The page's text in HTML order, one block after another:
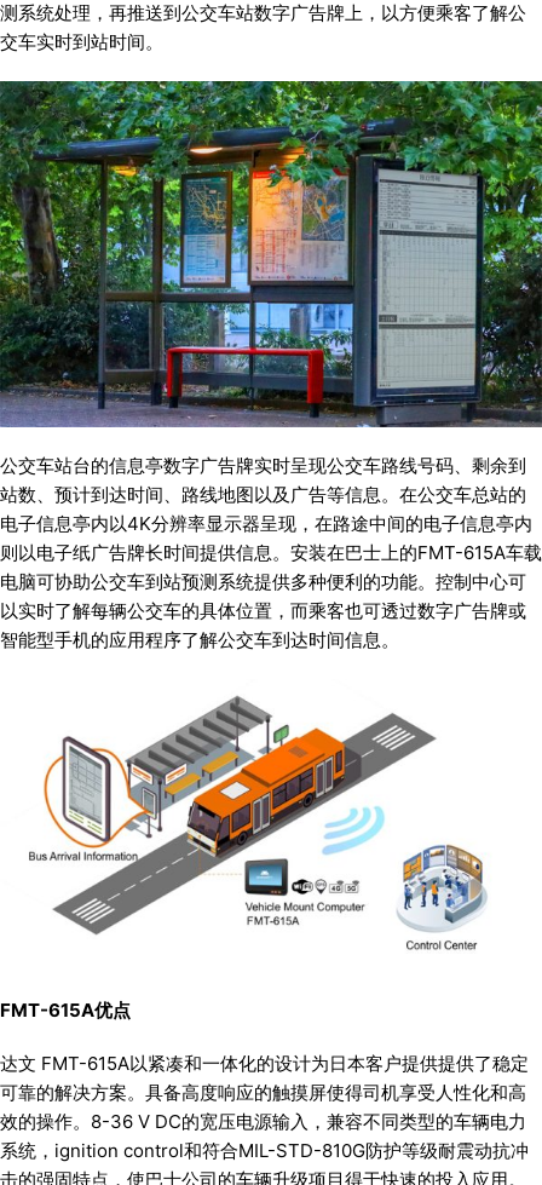
测系统处理，再推送到公交车站数字广告牌上，以方便乘客了解公
交车实时到站时间。
公交车站台的信息亭数字广告牌实时呈现公交车路线号码、剩余到
站数、预计到达时间、路线地图以及广告等信息。在公交车总站的
电子信息亭内以4K分辨率显示器呈现，在路途中间的电子信息亭内
则以电子纸广告牌长时间提供信息。安装在巴士上的FMT-615A车载
电脑可协助公交车到站预测系统提供多种便利的功能。控制中心可
以实时了解每辆公交车的具体位置，而乘客也可透过数字广告牌或
智能型手机的应用程序了解公交车到达时间信息。
FMT-615A优点
达文 FMT-615A以紧凑和一体化的设计为日本客户提供提供了稳定
可靠的解决方案。具备高度响应的触摸屏使得司机享受人性化和高
效的操作。8-36 V DC的宽压电源输入，兼容不同类型的车辆电力
系统，ignition control和符合MIL-STD-810G防护等级耐震动抗冲
击的强固特点，使巴士公司的车辆升级项目得于快速的投入应用。